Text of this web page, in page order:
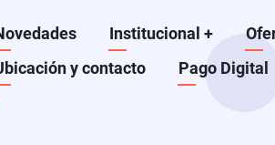
Institucional +
y contacto
Pago Digital